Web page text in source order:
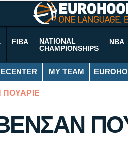
FIBA
NATIONAL
CHAMPIONSHIPS
NBA
MY TEAM